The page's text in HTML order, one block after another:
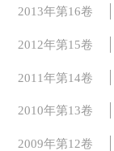
2013年第16卷
2012年第15卷
2011年第14卷
2010年第13卷
2009年第12卷